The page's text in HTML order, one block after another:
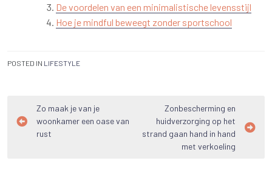
De voordelen van een minimalistische levensstijl
Hoe je mindful beweegt zonder sportschool
POSTED IN LIFESTYLE
Bericht
navigatie
Zo maak je van je
woonkamer een oase van
rust
Zonbescherming en
huidverzorging op het
strand gaan hand in hand
met verkoeling